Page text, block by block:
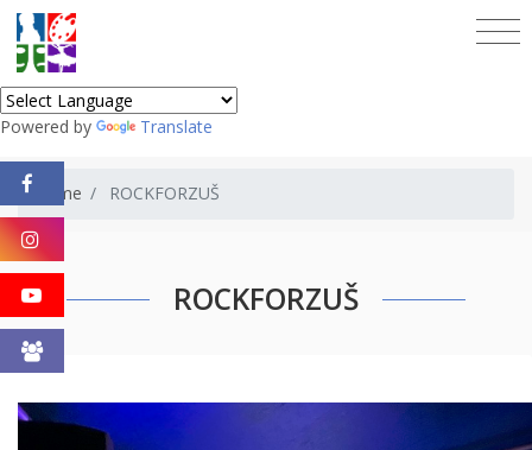
Powered by Translate
Home ROCKFORZUŠ
ROCKFORZUŠ